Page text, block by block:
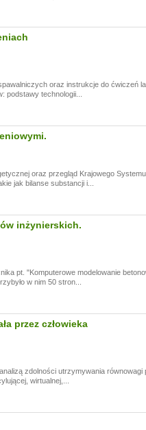
oraz instrukcje do ćwiczeń
technologii...
oraz przegląd Krajowego
jak bilanse substancji i...
inżynierskich.
pt. "Komputerowe modelowanie
w nim 50 stron...
przez człowieka
zdolności utrzymywania
wirtualnej,...